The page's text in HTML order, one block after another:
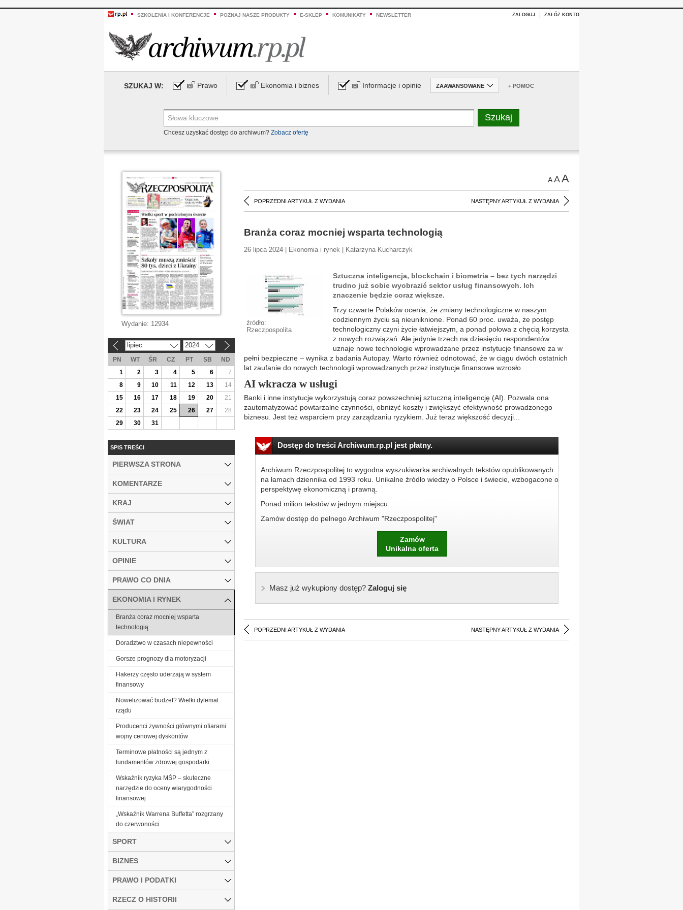
SZKOLENIA I KONFERENCJE POZNAJ NASZE PRODUKTY E-SKLEP KOMUNIKATY NEWSLETTER ZALOGUJ ZAŁÓŻ KONTO
SZUKAJ W: Prawo Ekonomia i biznes Informacje i opinie ZAAWANSOWANE + POMOC
Chcesz uzyskać dostęp do archiwum? Zobacz ofertę
AAA
POPRZEDNI ARTYKUŁ Z WYDANIA NASTĘPNY ARTYKUŁ Z WYDANIA
Branża coraz mocniej wsparta technologią
26 lipca 2024 | Ekonomia i rynek | Katarzyna Kucharczyk
źródło:
Rzeczpospolita
Sztuczna inteligencja, blockchain i biometria – bez tych narzędzi
trudno już sobie wyobrazić sektor usług finansowych. Ich
znaczenie będzie coraz większe.
Trzy czwarte Polaków ocenia, że zmiany technologiczne w naszym
codziennym życiu są nieuniknione. Ponad 60 proc. uważa, że postęp
technologiczny czyni życie łatwiejszym, a ponad połowa z chęcią korzysta
z nowych rozwiązań. Ale jedynie trzech na dziesięciu respondentów
uznaje nowe technologie wprowadzane przez instytucje finansowe za w
pełni bezpieczne – wynika z badania Autopay. Warto również odnotować, że w ciągu dwóch ostatnich
lat zaufanie do nowych technologii wprowadzanych przez instytucje finansowe wzrosło.
AI wkracza w usługi
Banki i inne instytucje wykorzystują coraz powszechniej sztuczną inteligencję (AI). Pozwala ona
zautomatyzować powtarzalne czynności, obniżyć koszty i zwiększyć efektywność prowadzonego
biznesu. Jest też wsparciem przy zarządzaniu ryzykiem. Już teraz większość decyzji...
Dostęp do treści Archiwum.rp.pl jest płatny.
Archiwum Rzeczpospolitej to wygodna wyszukiwarka archiwalnych tekstów opublikowanych
na łamach dziennika od 1993 roku. Unikalne źródło wiedzy o Polsce i świecie, wzbogacone o
perspektywę ekonomiczną i prawną.
Ponad milion tekstów w jednym miejscu.
Zamów dostęp do pełnego Archiwum "Rzeczpospolitej"
Zamów
Unikalna oferta
Masz już wykupiony dostęp?Zaloguj się
POPRZEDNI ARTYKUŁ Z WYDANIA NASTĘPNY ARTYKUŁ Z WYDANIA
Wydanie: 12934
lipiec 2024
PN WT ŚR CZ PT SB
ND
1
2 3 4 5 6
7
8
9 10 11 12 13
14
15
16 17 18 19 20
21
22
23 24 25 26 27
28
29
30 31
SPIS TREŚCI
PIERWSZA STRONA
KOMENTARZE
KRAJ
ŚWIAT
KULTURA
OPINIE
PRAWO CO DNIA
EKONOMIA I RYNEK
Branża coraz mocniej wsparta
technologią
Doradztwo w czasach niepewności
Gorsze prognozy dla motoryzacji
Hakerzy często uderzają w system
finansowy
Nowelizować budżet? Wielki dylemat
rządu
Producenci żywności głównymi ofiarami
wojny cenowej dyskontów
Terminowe płatności są jednym z
fundamentów zdrowej gospodarki
Wskaźnik ryzyka MŚP – skuteczne
narzędzie do oceny wiarygodności
finansowej
„Wskaźnik Warrena Buffetta” rozgrzany
do czerwoności
SPORT
BIZNES
PRAWO I PODATKI
RZECZ O HISTORII